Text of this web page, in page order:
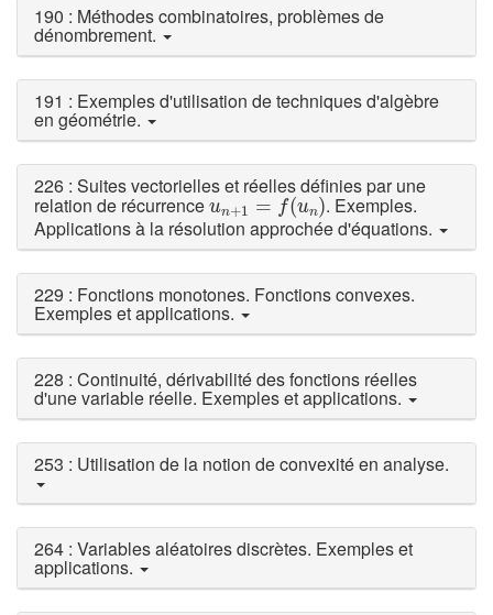
190 : Méthodes combinatoires, problèmes de
dénombrement.
191 : Exemples d'utilisation de techniques d'algèbre
en géométrie.
226 : Suites vectorielles et réelles définies par une
relation de récurrence un+1 = f(un)
un+1=f(un)
. Exemples.
Applications à la résolution approchée d'équations.
229 : Fonctions monotones. Fonctions convexes.
Exemples et applications.
228 : Continuité, dérivabilité des fonctions réelles
d'une variable réelle. Exemples et applications.
253 : Utilisation de la notion de convexité en analyse.
264 : Variables aléatoires discrètes. Exemples et
applications.